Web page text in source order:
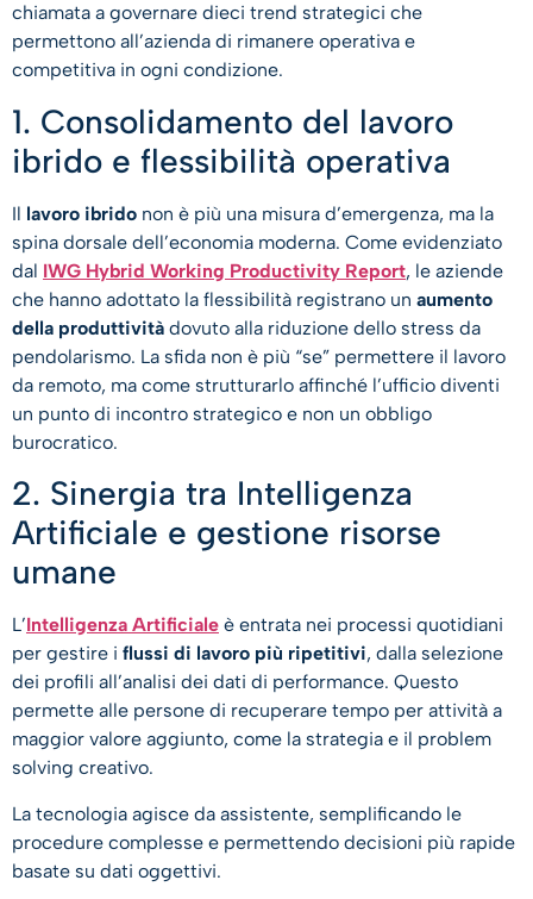
chiamata a governare dieci trend strategici che
permettono all’azienda di rimanere operativa e
competitiva in ogni condizione.
1. Consolidamento del lavoro
ibrido e flessibilità operativa
Il lavoro ibrido non è più una misura d’emergenza, ma la
spina dorsale dell’economia moderna. Come evidenziato
dal IWG Hybrid Working Productivity Report, le aziende
che hanno adottato la flessibilità registrano un aumento
della produttività dovuto alla riduzione dello stress da
pendolarismo. La sfida non è più “se” permettere il lavoro
da remoto, ma come strutturarlo affinché l’ufficio diventi
un punto di incontro strategico e non un obbligo
burocratico.
2. Sinergia tra Intelligenza
Artificiale e gestione risorse
umane
L’Intelligenza Artificiale è entrata nei processi quotidiani
per gestire i flussi di lavoro più ripetitivi, dalla selezione
dei profili all’analisi dei dati di performance. Questo
permette alle persone di recuperare tempo per attività a
maggior valore aggiunto, come la strategia e il problem
solving creativo.
La tecnologia agisce da assistente, semplificando le
procedure complesse e permettendo decisioni più rapide
basate su dati oggettivi.